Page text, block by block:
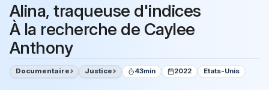
Alina, traqueuse d'indices
À la recherche de Caylee
Anthony
Documentaire Justice 43min 2022 Etats-Unis